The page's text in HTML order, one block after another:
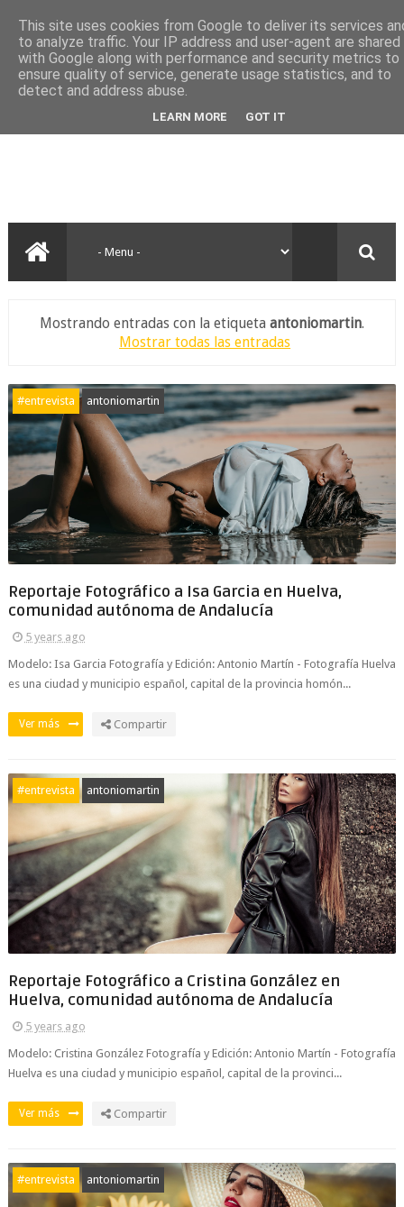
Mostrando entradas con la etiqueta antoniomartin.
Mostrar todas las entradas
#entrevista antoniomartin
Reportaje Fotográfico a Isa Garcia en Huelva,
comunidad autónoma de Andalucía
5 years ago
Modelo: Isa Garcia Fotografía y Edición: Antonio Martín - Fotografía Huelva
es una ciudad y municipio español, capital de la provincia homón...
Ver más Compartir
#entrevista antoniomartin
Reportaje Fotográfico a Cristina González en
Huelva, comunidad autónoma de Andalucía
5 years ago
Modelo: Cristina González Fotografía y Edición: Antonio Martín - Fotografía
Huelva es una ciudad y municipio español, capital de la provinci...
Ver más Compartir
#entrevista antoniomartin
This site uses cookies from Google to deliver its services
to analyze traffic. Your IP address and user-agent are shared
with Google along with performance and security metrics to
ensure quality of service, generate usage statistics, and to
detect and address abuse.
LEARN MORE GOT IT